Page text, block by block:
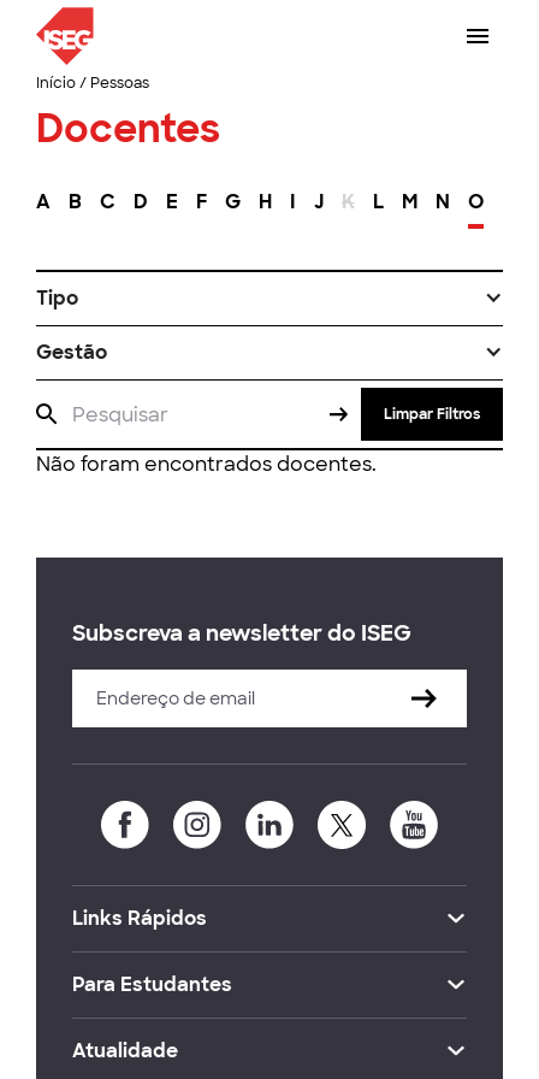
Início/ Pessoas
Docentes
A B C D E F G H I J K L M N O
Tipo
Gestão
Limpar Filtros
Não foram encontrados docentes.
Subscreva a newsletter do ISEG
Links Rápidos
Para Estudantes
Atualidade